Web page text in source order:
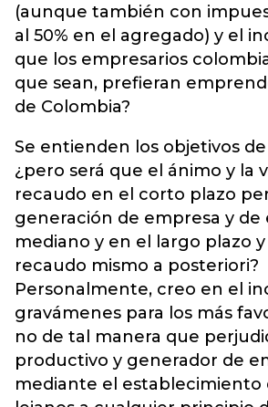
(aunque también con
al 50% en el agregado) y el
que los empresarios
que sean, prefieran
de Colombia?
Se entienden los objetivos
¿pero será que el ánimo y la
recaudo en el corto plazo
generación de empresa y de
mediano y en el largo plazo
recaudo mismo a posteriori?
Personalmente, creo en el
gravámenes para los más
no de tal manera que
productivo y generador de
mediante el